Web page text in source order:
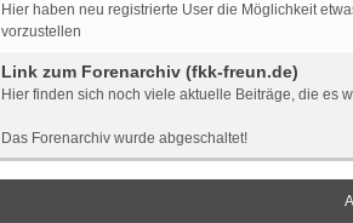
Hier haben neu registrierte User die Möglichkeit
vorzustellen
Link zum Forenarchiv (fkk-freun.de)
Hier finden sich noch viele aktuelle Beiträge, die es
Das Forenarchiv wurde abgeschaltet!